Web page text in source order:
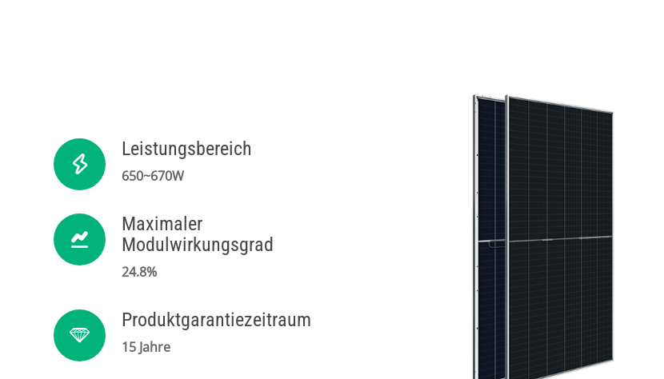
Leistungsbereich
650~670W
Maximaler
Modulwirkungsgrad
24.8%
Produktgarantiezeitraum
15 Jahre